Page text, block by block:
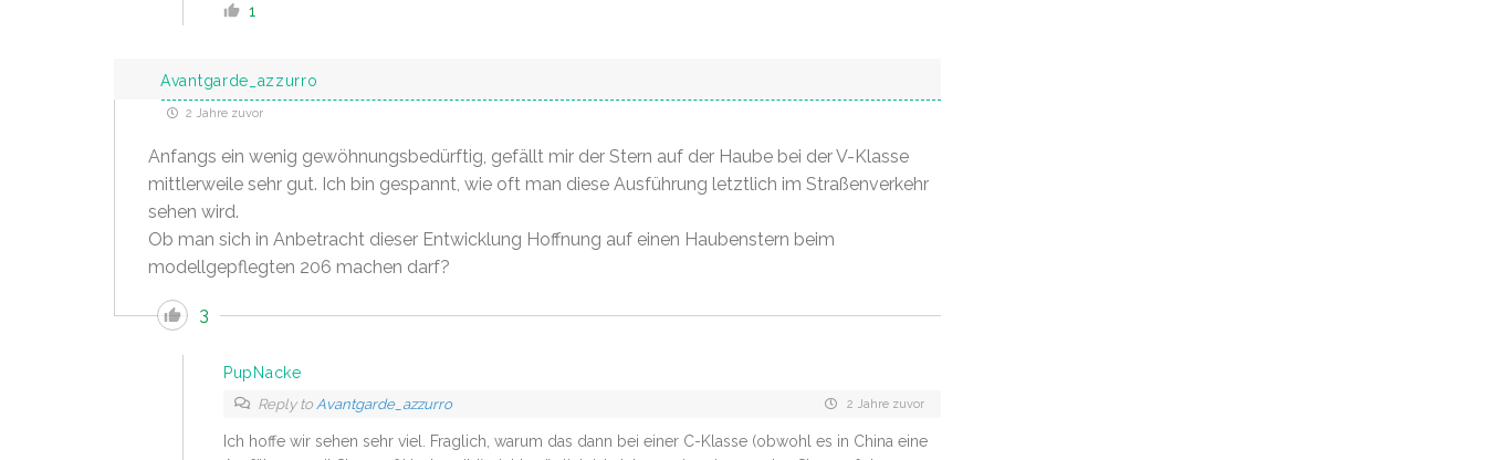
1
Avantgarde_azzurro
2 Jahre zuvor
Anfangs ein wenig gewöhnungsbedürftig, gefällt mir der Stern auf der Haube bei der V-Klasse
mittlerweile sehr gut. Ich bin gespannt, wie oft man diese Ausführung letztlich im Straßenverkehr
sehen wird.
Ob man sich in Anbetracht dieser Entwicklung Hoffnung auf einen Haubenstern beim
modellgepflegten 206 machen darf?
3
PupNacke
Reply to Avantgarde_azzurro 2 Jahre zuvor
Ich hoffe wir sehen sehr viel. Fraglich, warum das dann bei einer C-Klasse (obwohl es in China eine